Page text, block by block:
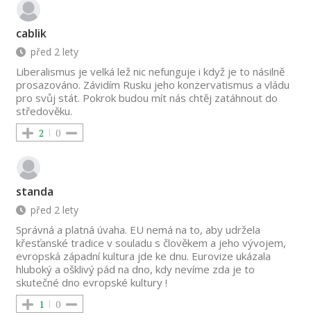
cablik
před 2 lety
Liberalismus je velká lež nic nefunguje i když je to násilně
prosazováno. Závidím Rusku jeho konzervatismus a vládu
pro svůj stát. Pokrok budou mít nás chtěj zatáhnout do
středověku.
2 0
standa
před 2 lety
Správná a platná úvaha. EU nemá na to, aby udržela
křesťanské tradice v souladu s člověkem a jeho vývojem,
evropská západní kultura jde ke dnu. Eurovize ukázala
hluboký a ošklivý pád na dno, kdy nevíme zda je to
skutečné dno evropské kultury !
1 0